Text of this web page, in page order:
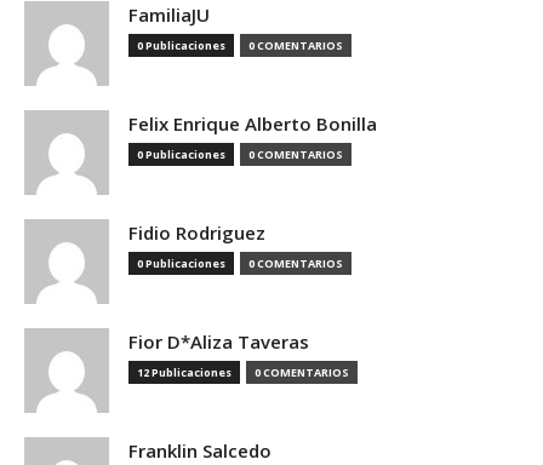
FamiliaJU
0 Publicaciones 0 COMENTARIOS
Felix Enrique Alberto Bonilla
0 Publicaciones 0 COMENTARIOS
Fidio Rodriguez
0 Publicaciones 0 COMENTARIOS
Fior D*Aliza Taveras
12 Publicaciones 0 COMENTARIOS
Franklin Salcedo